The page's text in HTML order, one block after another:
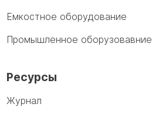
Емкостное оборудование
Промышленное оборузовавние
Ресурсы
Журнал